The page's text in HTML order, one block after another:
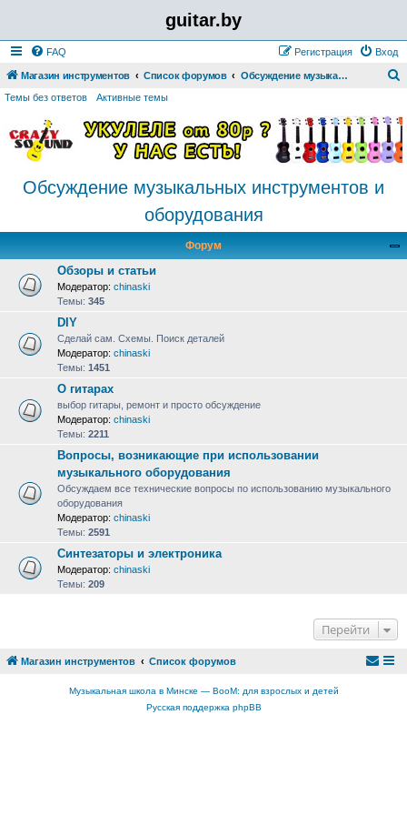
guitar.by
FAQ Вход
Регистрация
Магазин инструментов Список форумов Обсуждение музыкальных инструментов и оборудования
и
с
к
Темы без ответов Активные темы
Обсуждение музыкальных инструментов и
оборудования
Форум
Обзоры и статьи
Модератор: chinaski
Темы: 345
DIY
Сделай сам. Схемы. Поиск деталей
Модератор: chinaski
Темы: 1451
О гитарах
выбор гитары, ремонт и просто обсуждение
Модератор: chinaski
Темы: 2211
Вопросы, возникающие при использовании
музыкального оборудования
Обсуждаем все технические вопросы по использованию музыкального
оборудования
Модератор: chinaski
Темы: 2591
Синтезаторы и электроника
Модератор: chinaski
Темы: 209
Перейти
Магазин инструментов Список форумов
Музыкальная школа в Минске — BooM: для взрослых и детей
Русская поддержка phpBB